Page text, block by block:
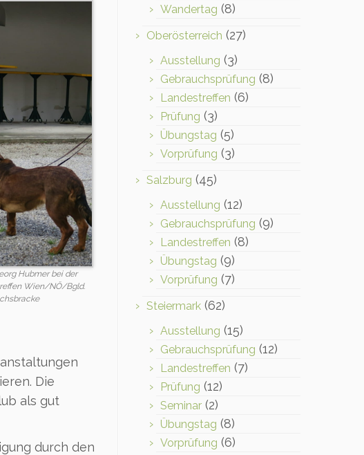
Hubmer bei der
Wien/NÖ/Bgld.
Die
als gut
durch den
Wandertag (8)
Oberösterreich (27)
Ausstellung (3)
Gebrauchsprüfung (8)
Landestreffen (6)
Prüfung (3)
Übungstag (5)
Vorprüfung (3)
Salzburg (45)
Ausstellung (12)
Gebrauchsprüfung (9)
Landestreffen (8)
Übungstag (9)
Vorprüfung (7)
Steiermark (62)
Ausstellung (15)
Gebrauchsprüfung (12)
Landestreffen (7)
Prüfung (12)
Seminar (2)
Übungstag (8)
Vorprüfung (6)